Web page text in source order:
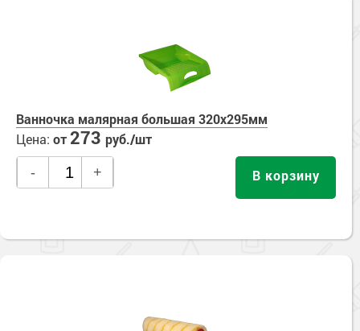
Ванночка малярная большая 320х295мм
Цена: от273 руб./шт
- + В корзину